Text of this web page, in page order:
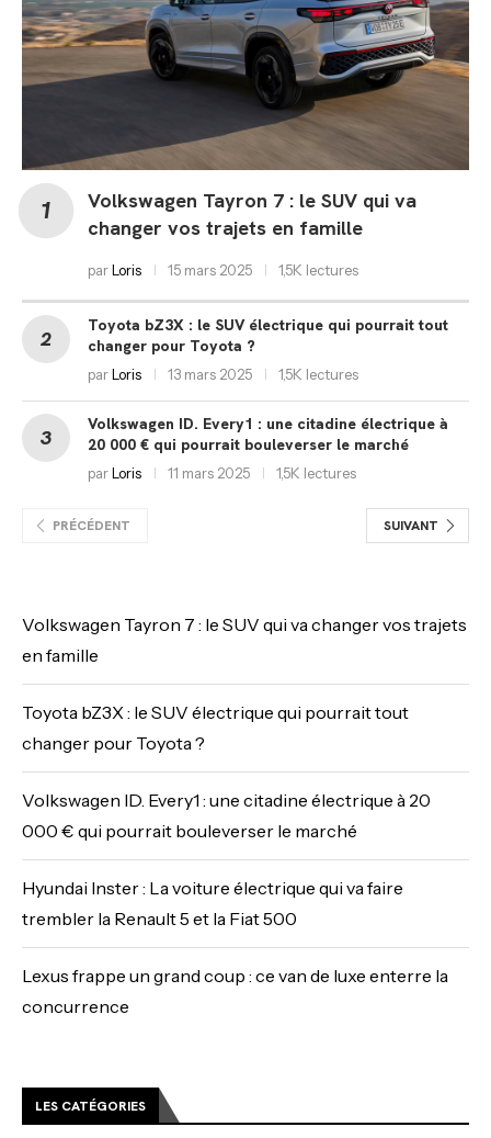
Volkswagen Tayron 7 : le SUV qui va
changer vos trajets en famille
parLoris 15 mars 2025 1,5K lectures
Toyota bZ3X : le SUV électrique qui pourrait tout
changer pour Toyota ?
parLoris 13 mars 2025 1,5K lectures
Volkswagen ID. Every1 : une citadine électrique à
20 000 € qui pourrait bouleverser le marché
parLoris 11 mars 2025 1,5K lectures
PRÉCÉDENT SUIVANT
Volkswagen Tayron 7 : le SUV qui va changer vos trajets
en famille
Toyota bZ3X : le SUV électrique qui pourrait tout
changer pour Toyota ?
Volkswagen ID. Every1 : une citadine électrique à 20
000 € qui pourrait bouleverser le marché
Hyundai Inster : La voiture électrique qui va faire
trembler la Renault 5 et la Fiat 500
Lexus frappe un grand coup : ce van de luxe enterre la
concurrence
LES CATÉGORIES